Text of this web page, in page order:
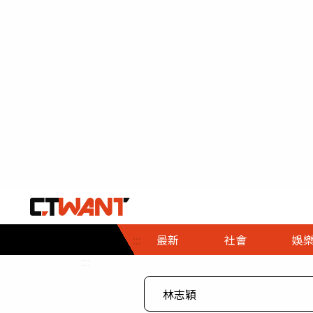
::: 最新 社會
社會首頁
時事
娛樂
娛樂首頁
即時
專題
財經首頁
熱線
３Ｃ
政